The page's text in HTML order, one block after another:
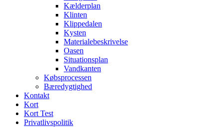
Kælderplan
Klinten
Klippedalen
Kysten
Materialebeskrivelse
Oasen
Situationsplan
Vandkanten
Købsprocessen
Bæredygtighed
Kontakt
Kort
Kort Test
Privatlivspolitik